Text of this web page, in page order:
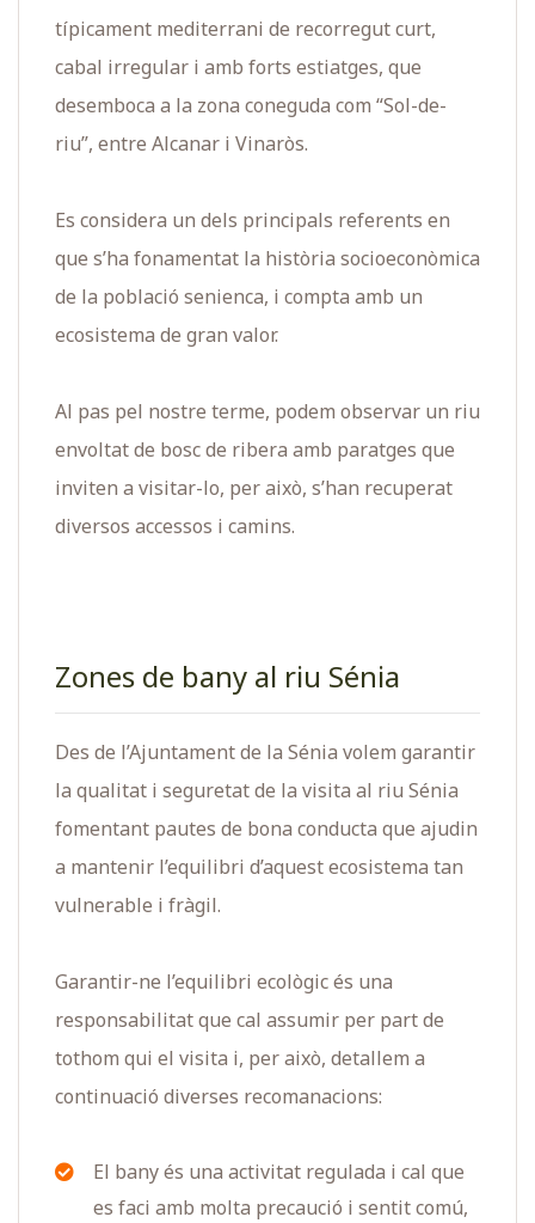
típicament mediterrani de recorregut curt,
cabal irregular i amb forts estiatges, que
desemboca a la zona coneguda com “Sol-de-
riu”, entre Alcanar i Vinaròs.
Es considera un dels principals referents en
que s’ha fonamentat la història socioeconòmica
de la població senienca, i compta amb un
ecosistema de gran valor.
Al pas pel nostre terme, podem observar un riu
envoltat de bosc de ribera amb paratges que
inviten a visitar-lo, per això, s’han recuperat
diversos accessos i camins.
Zones de bany al riu Sénia
Des de l’Ajuntament de la Sénia volem garantir
la qualitat i seguretat de la visita al riu Sénia
fomentant pautes de bona conducta que ajudin
a mantenir l’equilibri d’aquest ecosistema tan
vulnerable i fràgil.
Garantir-ne l’equilibri ecològic és una
responsabilitat que cal assumir per part de
tothom qui el visita i, per això, detallem a
continuació diverses recomanacions:
El bany és una activitat regulada i cal que
es faci amb molta precaució i sentit comú,